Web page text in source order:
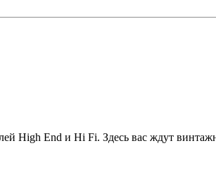
High End и Hi Fi. Здесь вас ждут